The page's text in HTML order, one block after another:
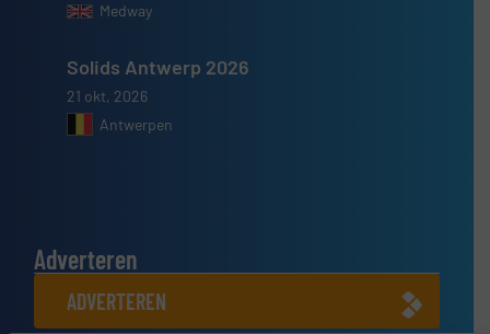
Medway
Solids Antwerp 2026
21 okt, 2026
Antwerpen
Adverteren
ADVERTEREN